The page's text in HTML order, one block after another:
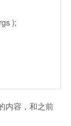
);
内容，和之前